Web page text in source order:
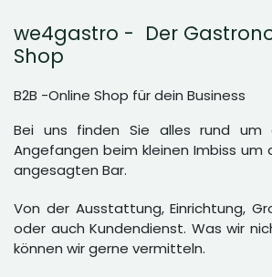
we4gastro - Der
Shop
B2B -Online Shop für dein Business
Bei uns finden Sie alles rund um
Angefangen beim kleinen Imbiss um
angesagten Bar.
Von der Ausstattung, Einrichtung,
oder auch Kundendienst. Was wir
können wir gerne vermitteln.